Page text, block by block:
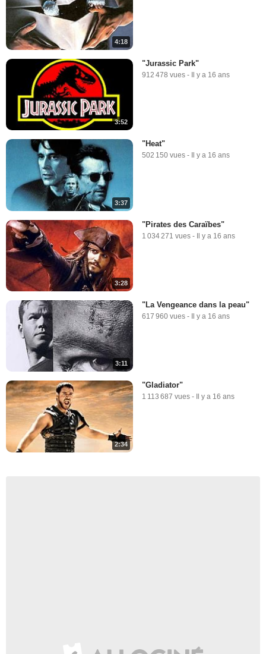
4:18
3:52
"Jurassic Park"
912 478 vues - Il y a 16 ans
3:37
"Heat"
502 150 vues - Il y a 16 ans
3:28
"Pirates des Caraïbes"
1 034 271 vues - Il y a 16 ans
3:11
"La Vengeance dans la peau"
617 960 vues - Il y a 16 ans
2:34
"Gladiator"
1 113 687 vues - Il y a 16 ans